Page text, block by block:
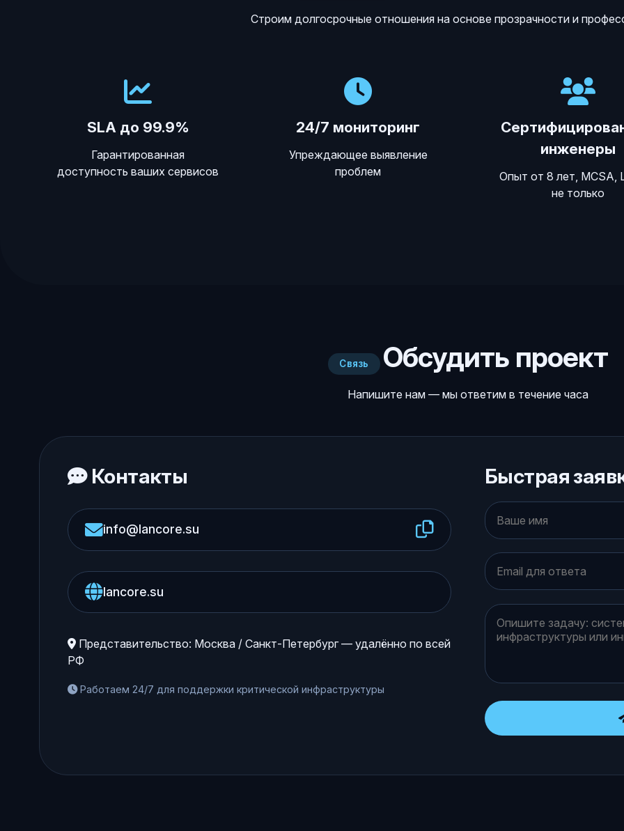
Строим долгосрочные отношения на основе прозрачности и
SLA до 99.9%
Гарантированная
доступность ваших сервисов
24/7 мониторинг
Упреждающее выявление
проблем
инженеры
Опыт от 8 лет, MCSA,
не только
Связь Обсудить проект
Напишите нам — мы ответим в течение часа
Контакты
info@lancore.su
lancore.su
Представительство: Москва / Санкт-Петербург — удалённо по всей
РФ
Работаем 24/7 для поддержки критической инфраструктуры
Быстрая